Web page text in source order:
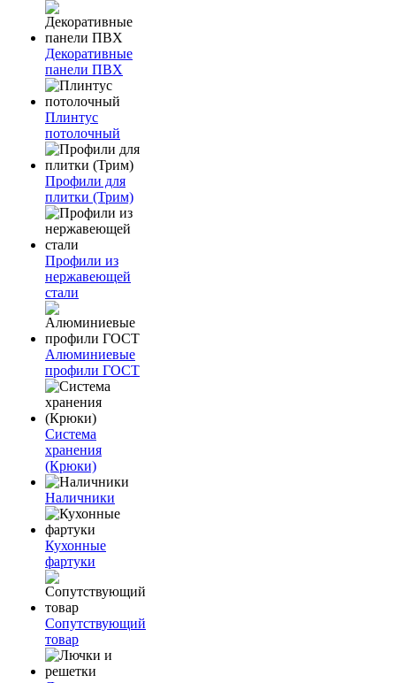
Декоративные
панели ПВХ
Плинтус
потолочный
Профили для
плитки (Трим)
Профили из
нержавеющей
стали
Алюминиевые
профили ГОСТ
Система
хранения
(Крюки)
Наличники
Кухонные
фартуки
Сопутствующий
товар